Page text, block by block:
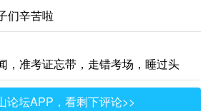
们辛苦啦
，准考证忘带，走错考场，睡过头
论坛APP，看剩下评论>>